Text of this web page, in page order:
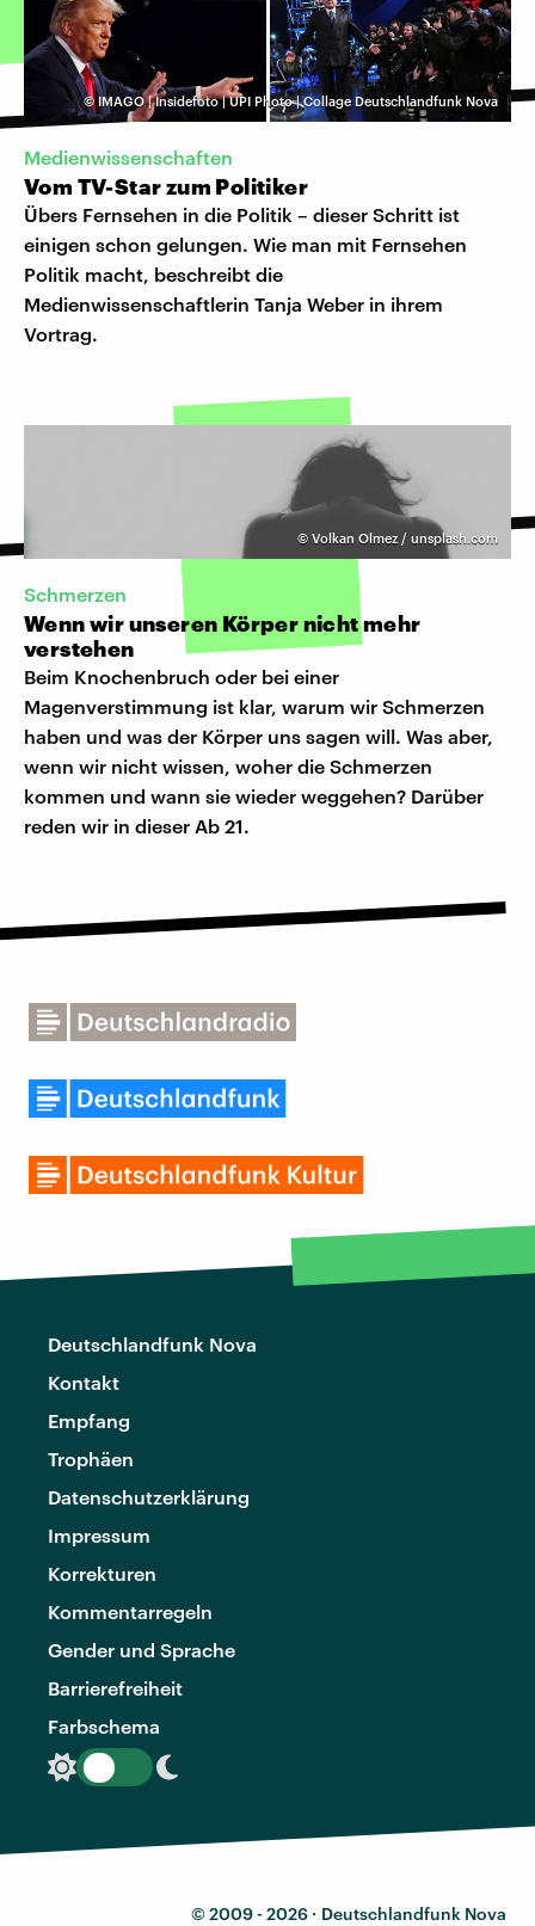
© IMAGO | Insidefoto | UPI Photo | Collage Deutschlandfunk Nova
Medienwissenschaften
Vom TV-Star zum Politiker
Übers Fernsehen in die Politik – dieser Schritt ist
einigen schon gelungen. Wie man mit Fernsehen
Politik macht, beschreibt die
Medienwissenschaftlerin Tanja Weber in ihrem
Vortrag.
© Volkan Olmez / unsplash.com
Schmerzen
Wenn wir unseren Körper nicht mehr
verstehen
Beim Knochenbruch oder bei einer
Magenverstimmung ist klar, warum wir Schmerzen
haben und was der Körper uns sagen will. Was aber,
wenn wir nicht wissen, woher die Schmerzen
kommen und wann sie wieder weggehen? Darüber
reden wir in dieser Ab 21.
Deutschlandfunk Nova
Kontakt
Empfang
Trophäen
Datenschutzerklärung
Impressum
Korrekturen
Kommentarregeln
Gender und Sprache
Barrierefreiheit
Farbschema
© 2009 - 2026 · Deutschlandfunk Nova